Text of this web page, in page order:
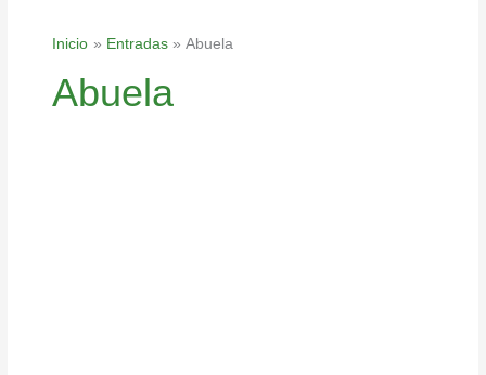
Inicio Entradas Abuela
Abuela